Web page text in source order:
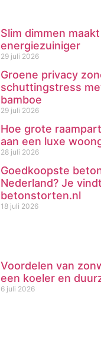
Slim dimmen
energiezuiniger
29 juli 2026
Groene privacy
schuttingstress
bamboe
29 juli 2026
Hoe grote
aan een luxe
28 juli 2026
Goedkoopste
Nederland? Je
betonstorten.nl
18 juli 2026
Voordelen van
een koeler en
6 juli 2026